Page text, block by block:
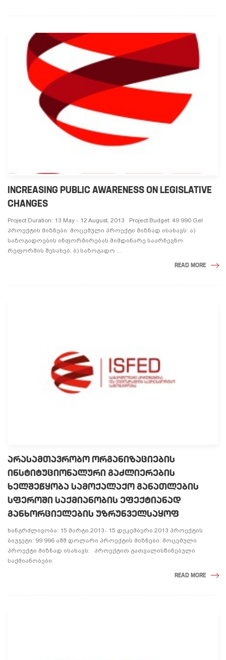
INCREASING PUBLIC AWARENESS ON LEGISLATIVE
CHANGES
Project Duration: 13 May - 12 August, 2013 Project Budget: 49 990 Gel
პროექტის მიზნები: მოცემული პროექტი მიზნად ისახავს: ა)
საზოგადოების ინფორმირებას მიმდინარე საარჩევნო
რეფორმის შესახებ; ბ) საზოგადო ...
READ MORE
ᲐᲠᲐᲡᲐᲛᲗᲐᲕᲠᲝᲑᲝ ᲝᲠᲒᲐᲜᲘᲖᲐᲪᲘᲔᲑᲘᲡ
ᲘᲜᲡᲢᲘᲢᲣᲪᲘᲝᲜᲐᲚᲣᲠᲘ ᲒᲐᲫᲚᲘᲔᲠᲔᲑᲘᲡ
ᲮᲔᲚᲨᲔᲬᲧᲝᲑᲐ ᲡᲐᲛᲝᲥᲐᲚᲐᲥᲝ ᲒᲐᲜᲐᲗᲚᲔᲑᲘᲡ
ᲡᲤᲔᲠᲝᲨᲘ ᲡᲐᲥᲛᲘᲐᲜᲝᲑᲘᲡ ᲔᲤᲔᲥᲢᲘᲐᲜᲐᲓ
ᲒᲐᲜᲮᲝᲠᲪᲘᲔᲚᲔᲑᲘᲡ ᲣᲖᲠᲣᲜᲕᲔᲚᲡᲐᲧᲝᲤ
ხანგრძლივობა: 15 მარტი 2013- 15 დეკემბერი 2013 პროექტის
ბიუჯეტი: 99 996 აშშ დოლარი პროექტის მიზნები: მოცემული
პროექტი მიზნად ისახავს: პროექტით გათვალისწინებული
საქმიანობები:
READ MORE